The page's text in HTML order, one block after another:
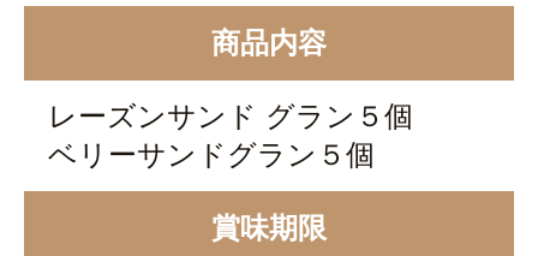
商品内容
レーズンサンド グラン５個
ベリーサンドグラン５個
賞味期限